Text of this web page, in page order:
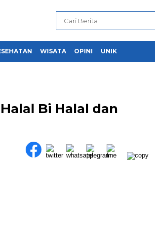
WISATA OPINI UNIK
Bi Halal dan